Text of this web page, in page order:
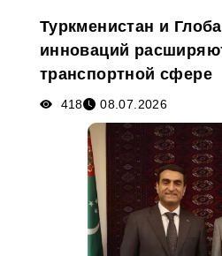
Медиа
Афиша
Туркменистан и
инноваций
транспортной сфере
418 08.07.2026